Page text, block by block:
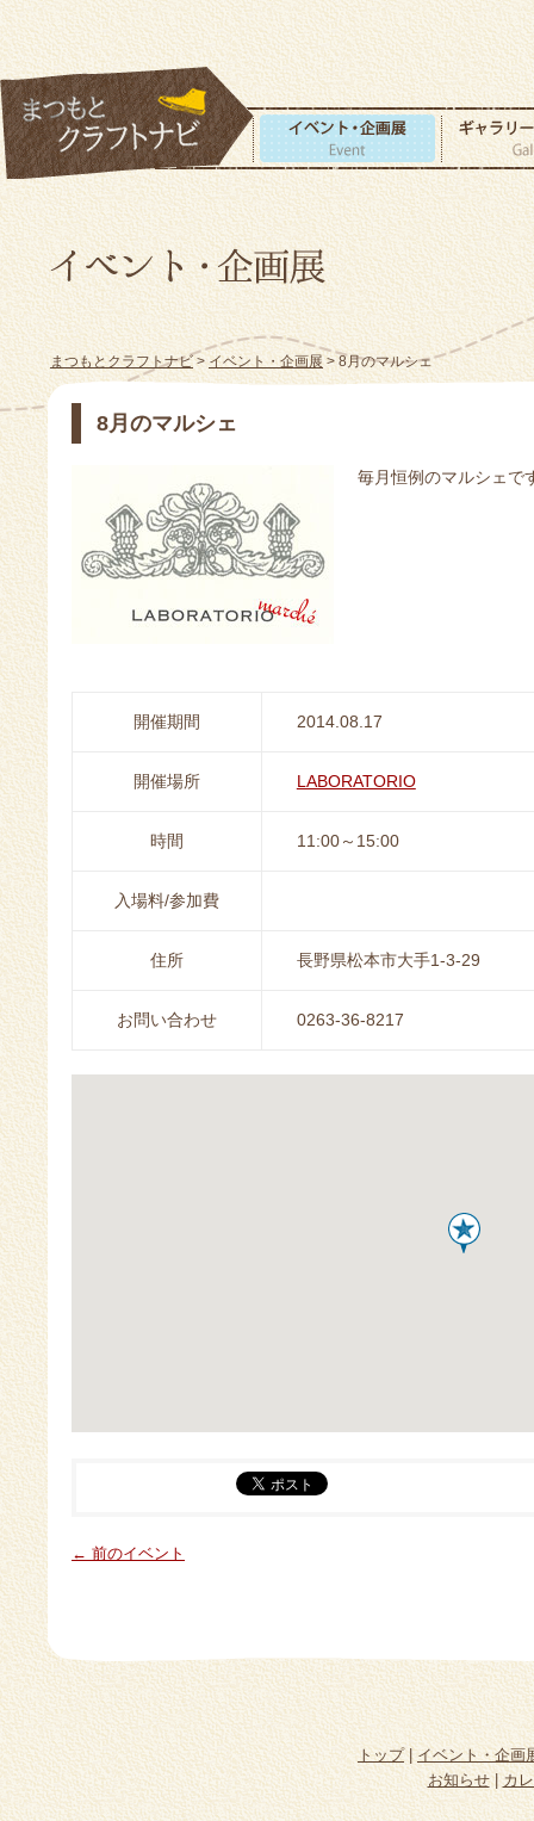
まつもとクラフトナビ>イベント・企画展> 8月のマルシェ
8月のマルシェ
毎月恒例のマルシェで
開催期間 2014.08.17
開催場所 LABORATORIO
時間 11:00～15:00
入場料/参加費
住所 長野県松本市大手1-3-29
お問い合わせ 0263-36-8217
← 前のイベント
トップ|イベント・企画
お知らせ|カ